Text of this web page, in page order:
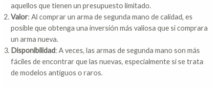
aquellos que tienen un presupuesto limitado.
Valor: Al comprar un arma de segunda mano de calidad, es
posible que obtenga una inversión más valiosa que si comprara
un arma nueva.
Disponibilidad: A veces, las armas de segunda mano son más
fáciles de encontrar que las nuevas, especialmente si se trata
de modelos antiguos o raros.